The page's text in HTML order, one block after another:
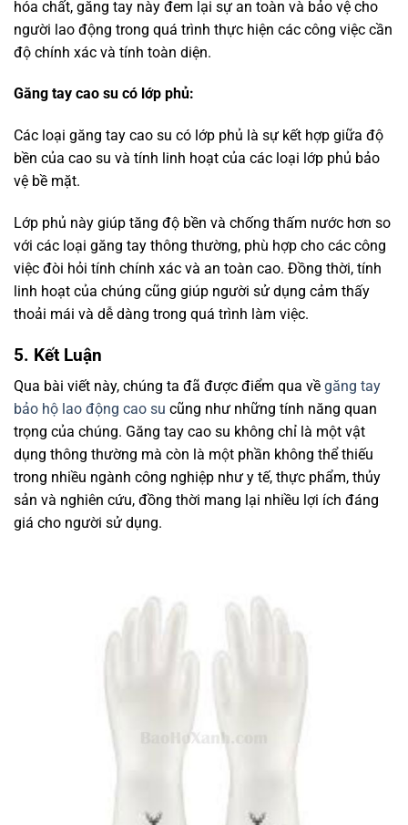
hóa chất, găng tay này đem lại sự an toàn và bảo vệ cho
người lao động trong quá trình thực hiện các công việc cần
độ chính xác và tính toàn diện.
Găng tay cao su có lớp phủ:
Các loại găng tay cao su có lớp phủ là sự kết hợp giữa độ
bền của cao su và tính linh hoạt của các loại lớp phủ bảo
vệ bề mặt.
Lớp phủ này giúp tăng độ bền và chống thấm nước hơn so
với các loại găng tay thông thường, phù hợp cho các công
việc đòi hỏi tính chính xác và an toàn cao. Đồng thời, tính
linh hoạt của chúng cũng giúp người sử dụng cảm thấy
thoải mái và dễ dàng trong quá trình làm việc.
5. Kết Luận
Qua bài viết này, chúng ta đã được điểm qua về găng tay
bảo hộ lao động cao su cũng như những tính năng quan
trọng của chúng. Găng tay cao su không chỉ là một vật
dụng thông thường mà còn là một phần không thể thiếu
trong nhiều ngành công nghiệp như y tế, thực phẩm, thủy
sản và nghiên cứu, đồng thời mang lại nhiều lợi ích đáng
giá cho người sử dụng.